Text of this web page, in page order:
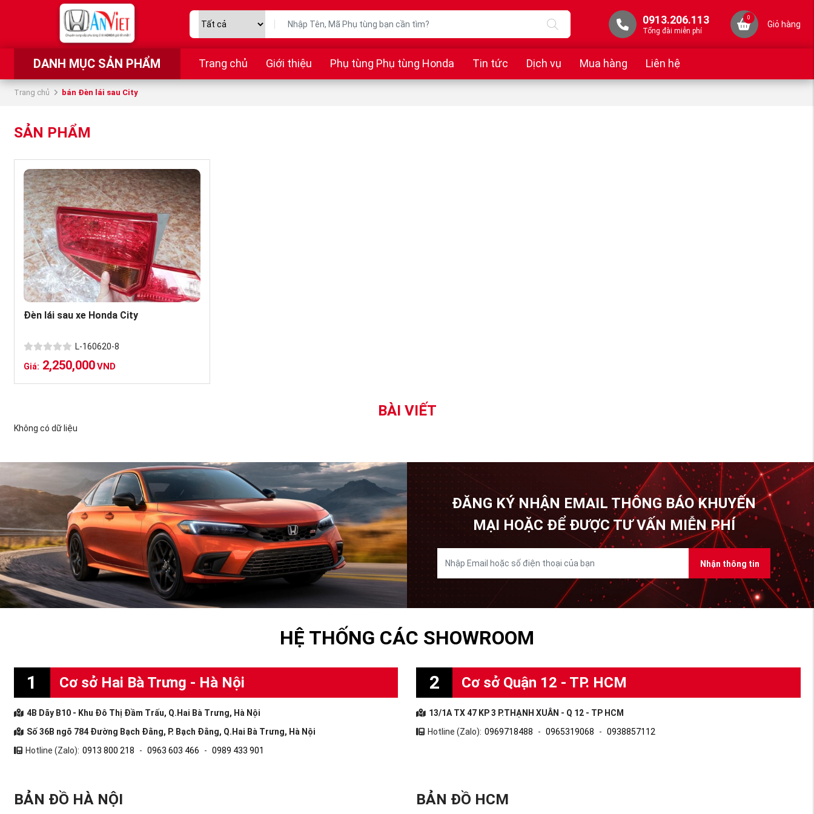
0913.206.113
Tổng đài miễn phí
0
Giỏ hàng
DANH MỤC SẢN PHẨM Trang chủ Giới thiệu Phụ tùng Phụ tùng Honda Tin tức Dịch vụ Mua hàng Liên hệ
Trang chủ bán Đèn lái sau City
SẢN PHẨM
Đèn lái sau xe Honda City
L-160620-8
Giá: 2,250,000VND
BÀI VIẾT
Không có dữ liệu
ĐĂNG KÝ NHẬN EMAIL THÔNG BÁO KHUYẾN
MẠI HOẶC ĐỂ ĐƯỢC TƯ VẤN MIỄN PHÍ
Nhận thông tin
HỆ THỐNG CÁC SHOWROOM
1 Cơ sở Hai Bà Trưng - Hà Nội
4B Dãy B10 - Khu Đô Thị Đầm Trấu, Q.Hai Bà Trưng, Hà Nội
Số 36B ngõ 784 Đường Bạch Đằng, P. Bạch Đằng, Q.Hai Bà Trưng, Hà Nội
Hotline (Zalo): 0913 800 218 - 0963 603 466 - 0989 433 901
2 Cơ sở Quận 12 - TP. HCM
13/1A TX 47 KP 3 P.THẠNH XUÂN - Q 12 - TP HCM
Hotline (Zalo): 0969718488 - 0965319068 - 0938857112
BẢN ĐỒ HÀ NỘI BẢN ĐỒ HCM